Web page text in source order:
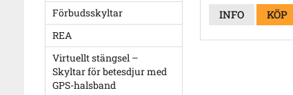
Förbudsskyltar
REA
Virtuellt stängsel –
Skyltar för betesdjur med
GPS-halsband
INFO KÖP